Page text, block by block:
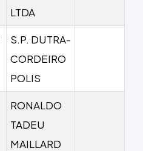
LTDA
S.P. DUTRA-
CORDEIRO
POLIS
RONALDO
TADEU
MAILLARD